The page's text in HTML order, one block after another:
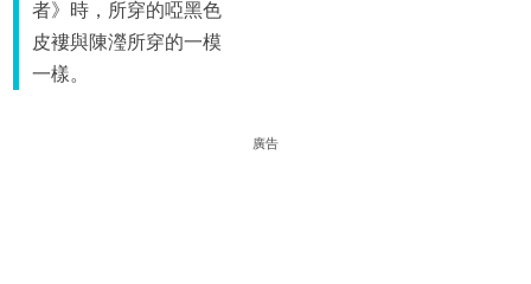
者》時，所穿的啞黑色
皮褸與陳瀅所穿的一模
一樣。
廣告